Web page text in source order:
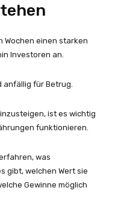
Wochen einen starken
Investoren an.
anfällig für Betrug.
ist es wichtig
funktionieren.
was
gibt, welchen Wert sie
Gewinne möglich